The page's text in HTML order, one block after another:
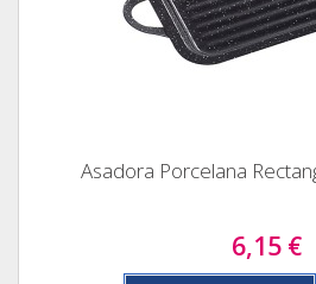
Asadora Porcelana
6,15 €